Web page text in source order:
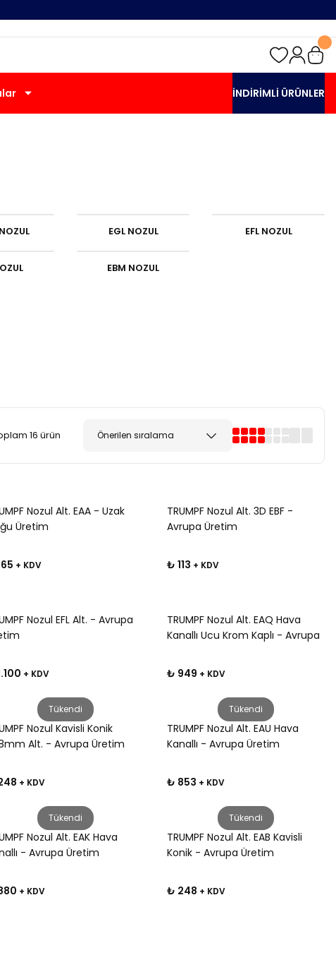
İNDİRİMLİ ÜRÜNLER
EGL NOZUL EFL NOZUL
EBM NOZUL
16 ürün
Nozul Alt. EAA - Uzak
Üretim
+ KDV
TRUMPF Nozul Alt. 3D EBF -
Avrupa Üretim
₺ 113 + KDV
Nozul EFL Alt. - Avrupa
+ KDV
TRUMPF Nozul Alt. EAQ Hava
Kanallı Ucu Krom Kaplı - Avrupa
₺ 949 + KDV
Tükendi
Nozul Kavisli Konik
Alt. - Avrupa Üretim
+ KDV
Tükendi
TRUMPF Nozul Alt. EAU Hava
Kanallı - Avrupa Üretim
₺ 853 + KDV
Tükendi
Nozul Alt. EAK Hava
- Avrupa Üretim
+ KDV
Tükendi
TRUMPF Nozul Alt. EAB Kavisli
Konik - Avrupa Üretim
₺ 248 + KDV